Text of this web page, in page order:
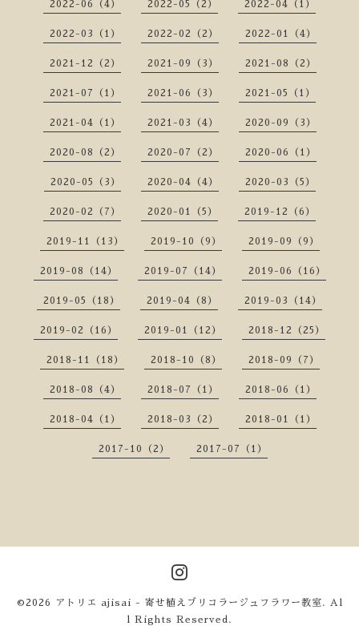
2022-06（4） 2022-05（2） 2022-04（1）
2022-03（1） 2022-02（2） 2022-01（4）
2021-12（2） 2021-09（3） 2021-08（2）
2021-07（1） 2021-06（3） 2021-05（1）
2021-04（1） 2021-03（4） 2020-09（3）
2020-08（2） 2020-07（2） 2020-06（1）
2020-05（3） 2020-04（4） 2020-03（5）
2020-02（7） 2020-01（5） 2019-12（6）
2019-11（13） 2019-10（9） 2019-09（9）
2019-08（14） 2019-07（14） 2019-06（16）
2019-05（18） 2019-04（8） 2019-03（14）
2019-02（16） 2019-01（12） 2018-12（25）
2018-11（18） 2018-10（8） 2018-09（7）
2018-08（4） 2018-07（1） 2018-06（1）
2018-04（1） 2018-03（2） 2018-01（1）
2017-10（2） 2017-07（1）
©2026 アトリエ ajisai - 寄せ植えブリコラージュフラワー教室. Al
l Rights Reserved.